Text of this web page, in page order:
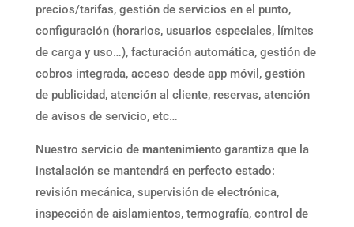
precios/tarifas, gestión de servicios en el punto,
configuración (horarios, usuarios especiales, límites
de carga y uso…), facturación automática, gestión de
cobros integrada, acceso desde app móvil, gestión
de publicidad, atención al cliente, reservas, atención
de avisos de servicio, etc…
Nuestro servicio de mantenimientogarantiza que la
instalación se mantendrá en perfecto estado:
revisión mecánica, supervisión de electrónica,
inspección de aislamientos, termografía, control de